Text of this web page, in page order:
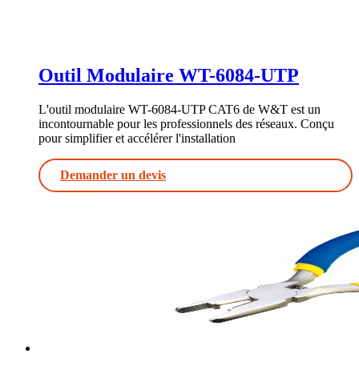
Outil Modulaire WT-6084-UTP
L'outil modulaire WT-6084-UTP CAT6 de W&T est un
incontournable pour les professionnels des réseaux. Conçu
pour simplifier et accélérer l'installation
Demander un devis